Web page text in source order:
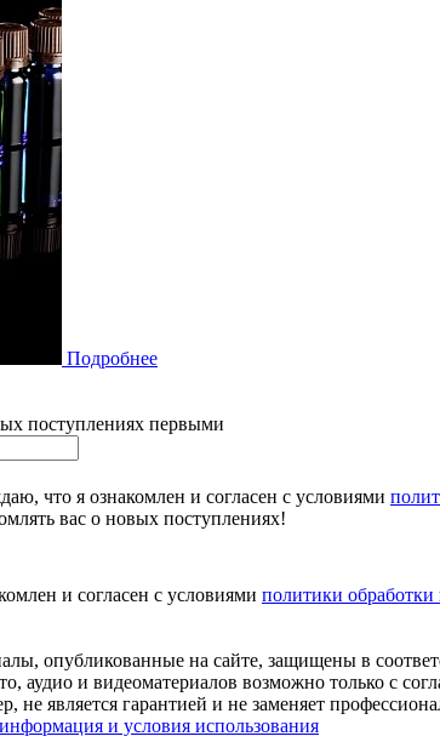
Подробнее
поступлениях первыми
что я ознакомлен и согласен с условиями
вас о новых поступлениях!
и согласен с условиями политики
опубликованные на сайте, защищены в
аудио и видеоматериалов возможно только с
не является гарантией и не заменяет
и условия использования